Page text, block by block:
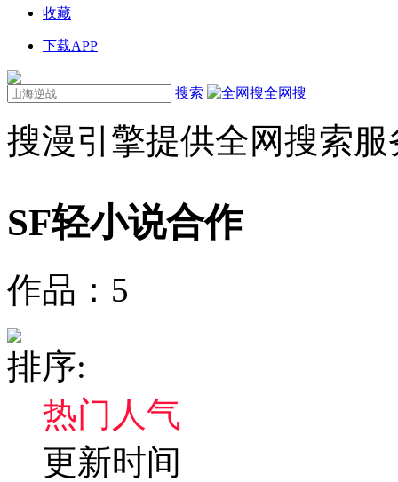
收藏
下载APP
搜索 全网搜
搜漫引擎提供全网搜索服
SF轻小说合作
作品： 5
排序:
热门人气
更新时间